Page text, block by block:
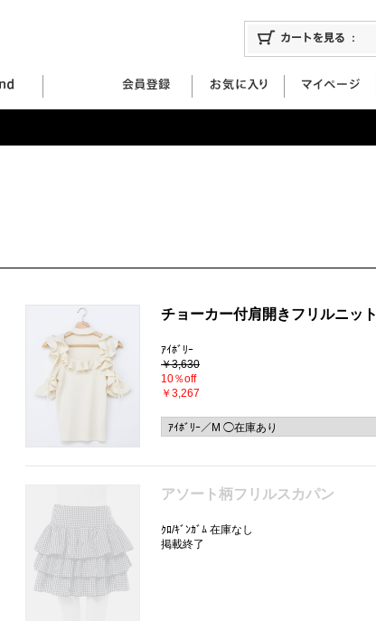
チョーカー付肩開きフリルニット
ｱｲﾎﾞﾘｰ
￥3,630
10％off
￥3,267
アソート柄フリルスカパン
ｸﾛ/ｷﾞﾝｶﾞﾑ 在庫なし
掲載終了